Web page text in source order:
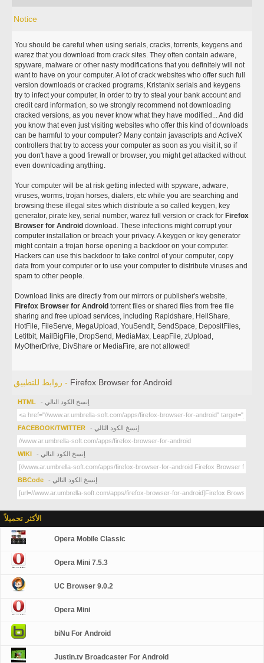
Notice
You should be careful when using serials, cracks, torrents, keygens and
warez that you download from crack sites. They often contain adware,
spyware, malware or other nasty modifications that you definitely will not
want to have on your computer. A lot of crack websites who offer such full
version downloads or cracked programs, Kristanix serials and keygens
try to infect your computer, in order to try to steal your bank account and
credit card information, so we strongly recommend not downloading
cracked versions, as you never know what they have modified... And did
you know that even just visiting websites who offer this kind of downloads
can be harmful to your computer? Many contain javascripts and ActiveX
controllers that try to access your computer as soon as you visit it, so if
you don't have a good firewall or browser, you might get attacked without
even downloading anything.
Your computer will be at risk getting infected with spyware, adware,
viruses, worms, trojan horses, dialers, etc while you are searching and
browsing these illegal sites which distribute a so called keygen, key
generator, pirate key, serial number, warez full version or crack for Firefox
Browser for Android download. These infections might corrupt your
computer installation or breach your privacy. A keygen or key generator
might contain a trojan horse opening a backdoor on your computer.
Hackers can use this backdoor to take control of your computer, copy
data from your computer or to use your computer to distribute viruses and
spam to other people.
Download links are directly from our mirrors or publisher's website,
Firefox Browser for Android torrent files or shared files from free file
sharing and free upload services, including Rapidshare, HellShare,
HotFile, FileServe, MegaUpload, YouSendIt, SendSpace, DepositFiles,
Letitbit, MailBigFile, DropSend, MediaMax, LeapFile, zUpload,
MyOtherDrive, DivShare or MediaFire, are not allowed!
روابط للتطبيق - Firefox Browser for Android
HTML - إنسخ الكود التالي
FACEBOOK/TWITTER - إنسخ الكود التالي
WIKI - إنسخ الكود التالي
BBCode - إنسخ الكود التالي
الأكثر تحميلاً
Opera Mobile Classic
Opera Mini 7.5.3
UC Browser 9.0.2
Opera Mini
biNu For Android
Justin.tv Broadcaster For Android